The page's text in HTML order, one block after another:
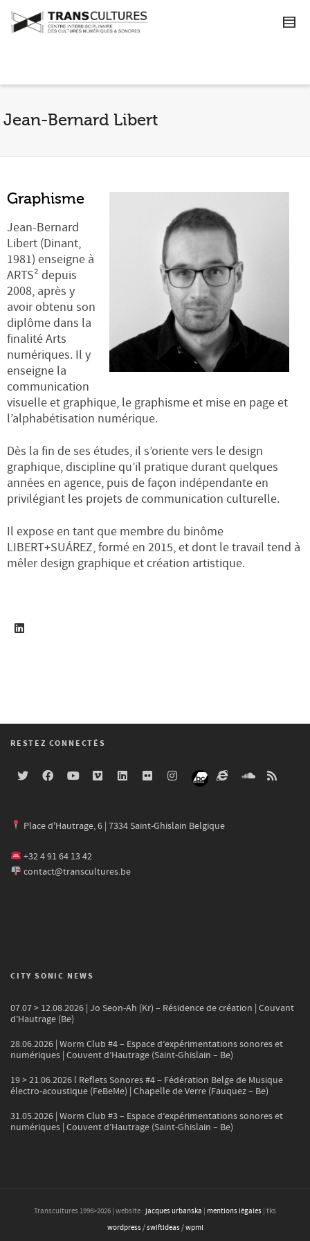
Jean-Bernard Libert
Graphisme
Jean-Bernard
Libert (Dinant,
1981) enseigne à
ARTS² depuis
2008, après y
avoir obtenu son
diplôme dans la
finalité Arts
numériques. Il y
enseigne la
communication
visuelle et graphique, le graphisme et mise en page et
l’alphabétisation numérique.
Dès la fin de ses études, il s’oriente vers le design
graphique, discipline qu’il pratique durant quelques
années en agence, puis de façon indépendante en
privilégiant les projets de communication culturelle.
Il expose en tant que membre du binôme
LIBERT+SUÁREZ, formé en 2015, et dont le travail tend à
mêler design graphique et création artistique.
RESTEZ CONNECTÉS
Place d'Hautrage, 6 | 7334 Saint-Ghislain Belgique
+32 4 91 64 13 42
contact@transcultures.be
CITY SONIC NEWS
07.07 > 12.08.2026 | Jo Seon-Ah (Kr) – Résidence de création | Couvant
d’Hautrage (Be)
28.06.2026 | Worm Club #4 – Espace d’expérimentations sonores et
numériques | Couvent d’Hautrage (Saint-Ghislain – Be)
19 > 21.06.2026 l Reflets Sonores #4 – Fédération Belge de Musique
électro-acoustique (FeBeMe) | Chapelle de Verre (Fauquez – Be)
31.05.2026 | Worm Club #3 – Espace d’expérimentations sonores et
numériques | Couvent d’Hautrage (Saint-Ghislain – Be)
Transcultures 1996>2026 | website : jacques urbanska mentions légales | tks
wordpress/swiftideas/wpml